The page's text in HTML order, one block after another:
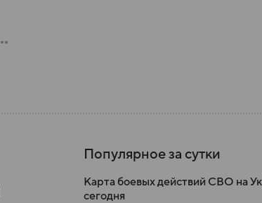
Популярное за сутки
Карта боевых действий СВО на
сегодня